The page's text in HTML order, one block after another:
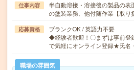
仕事内容
半自動溶接・溶接後の製品の表
の塗装業務、他付随作業【取
応募資格
ブランクOK / 英語力不要
◆経験者歓迎！〇まずは事前登
で気軽にオンライン登録★氏名
職場の雰囲気